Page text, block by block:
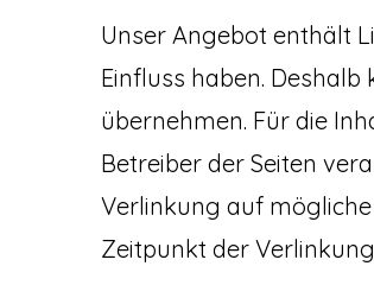
Unser Angebot enthält
Einfluss haben.
übernehmen. Für die
Betreiber der Seiten
Verlinkung auf
Zeitpunkt der